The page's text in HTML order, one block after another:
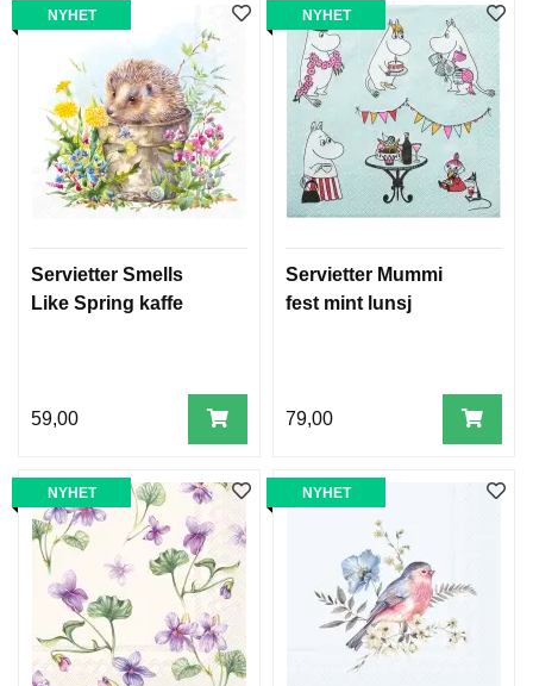
NYHET
Servietter Smells
Like Spring kaffe
59,00
NYHET
Servietter Mummi
fest mint lunsj
79,00
NYHET NYHET